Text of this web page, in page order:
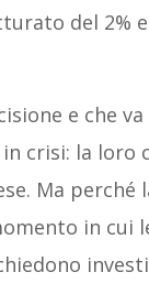
del 2%
e che
in crisi: la
Ma
in cui